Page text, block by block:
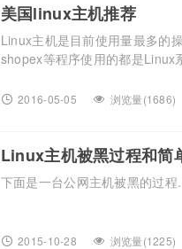
美国linux主机推荐
Linux主机是目前使用量最多的
shopex等程序使用的都是Linux
linux主机基础型方案为例，提
元一个月，可以说是相当的实惠
2016-05-05 浏览量(1686)
Linux主机被黑过程和简
下面是一台公网主机被黑的过程
2015-10-28 浏览量(1225)